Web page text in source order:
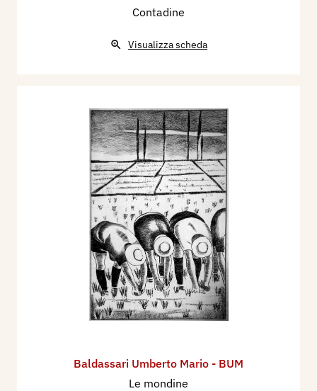
Contadine
Visualizza scheda
Baldassari Umberto Mario - BUM
Le mondine